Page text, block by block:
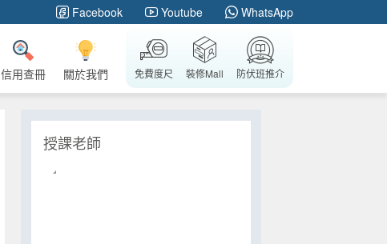
Facebook Youtube WhatsApp
信用查冊 關於我們 免費度尺 裝修Mall 防伏班推介
授課老師